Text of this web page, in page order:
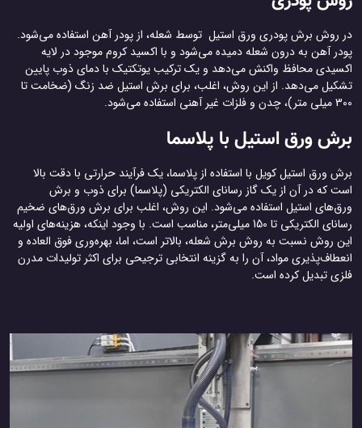
در روش برش پودری ورق استیل توسط شعله، از پودر آهن استفاده می‌شود.
پودر آهن به درون شعله دمیده می‌شود و با اکسید کروم موجود در لایه
اکسیدی محافظ واکنش می‌دهد و یک ترکیب یوتکتیک با دمای ذوب پایین
تشکیل می‌دهد. از این روش، اغلب، برای برش استیل ضد زنگ (ضخامت تا
300 میلی متر)، چدن و فلزات غیر آهنی استفاده می‌شود.
برش ورق استیل با پلاسما
برش ورق استیل کویل با استفاده از پلاسما، یک فرآیند حرارتی با دقت بالا
است که در آن از یک گاز رسانای الکتریکی (پلاسما) برای ذوب و برش
ورق‌های استیل استفاده می‌شود. این روش، اغلب برای برش ورق‌های ضخیم‌
رسانای الکتریکی تا 150 میلی‌متر، مناسب است. با وجود اینکه، هزینه‌های اولیه
این روش نسبت به روش برش شعله، بالاتر است، اما، بهره‌وری فوق العاده و
انعطاف‌پذیری مواد، آن را به گزینه انتخابی ترجیحی برای اکثر تولیدات مدرن
فلزی تبدیل کرده است.